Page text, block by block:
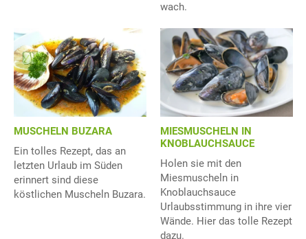
wach.
MUSCHELN BUZARA
Ein tolles Rezept, das an
letzten Urlaub im Süden
erinnert sind diese
köstlichen Muscheln Buzara.
MIESMUSCHELN IN
KNOBLAUCHSAUCE
Holen sie mit den
Miesmuscheln in
Knoblauchsauce
Urlaubsstimmung in ihre vier
Wände. Hier das tolle Rezept
dazu.